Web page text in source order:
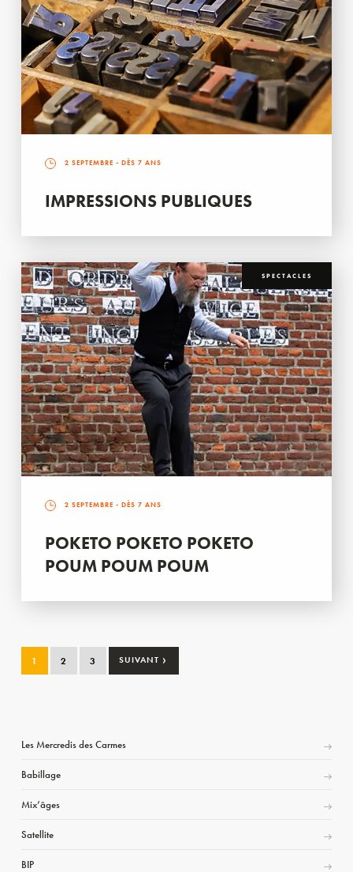
2 SEPTEMBRE - DÈS 7 ANS
IMPRESSIONS PUBLIQUES
SPECTACLES
2 SEPTEMBRE - DÈS 7 ANS
POKETO POKETO POKETO
POUM POUM POUM
1 2 3 SUIVANT ›
Les Mercredis des Carmes
Babillage
Mix’âges
Satellite
BIP